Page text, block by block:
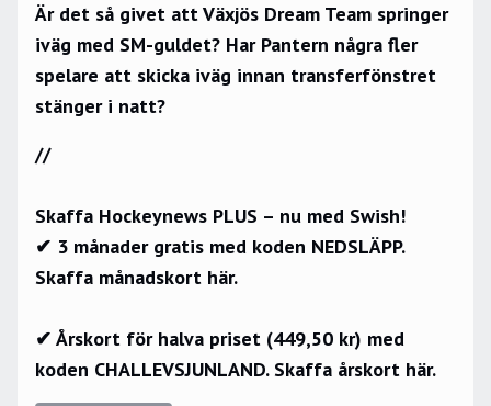
Är det så givet att Växjös Dream Team springer
iväg med SM-guldet? Har Pantern några fler
spelare att skicka iväg innan transferfönstret
stänger i natt?
//
Skaffa Hockeynews PLUS – nu med Swish!
✔ 3 månader gratis med koden NEDSLÄPP.
Skaffa månadskort här.
✔ Årskort för halva priset (449,50 kr) med
koden CHALLEVSJUNLAND. Skaffa årskort här.